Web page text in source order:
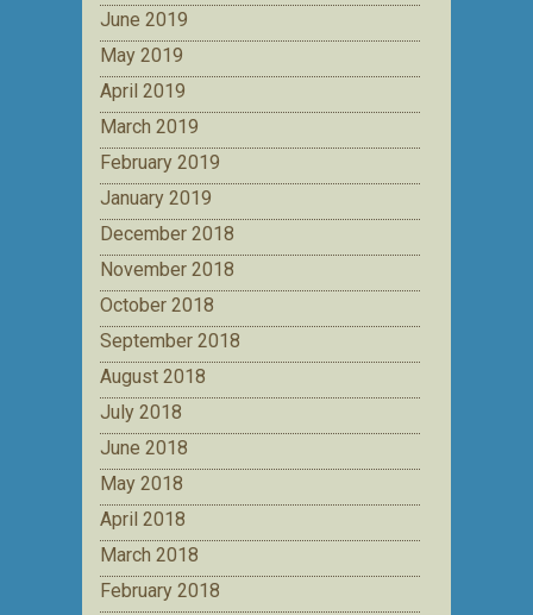
June 2019
May 2019
April 2019
March 2019
February 2019
January 2019
December 2018
November 2018
October 2018
September 2018
August 2018
July 2018
June 2018
May 2018
April 2018
March 2018
February 2018